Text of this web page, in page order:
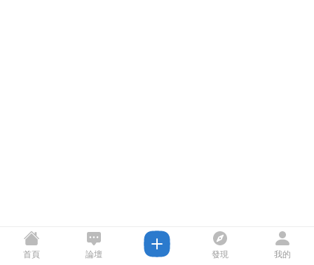
首頁 論壇 發現 我的